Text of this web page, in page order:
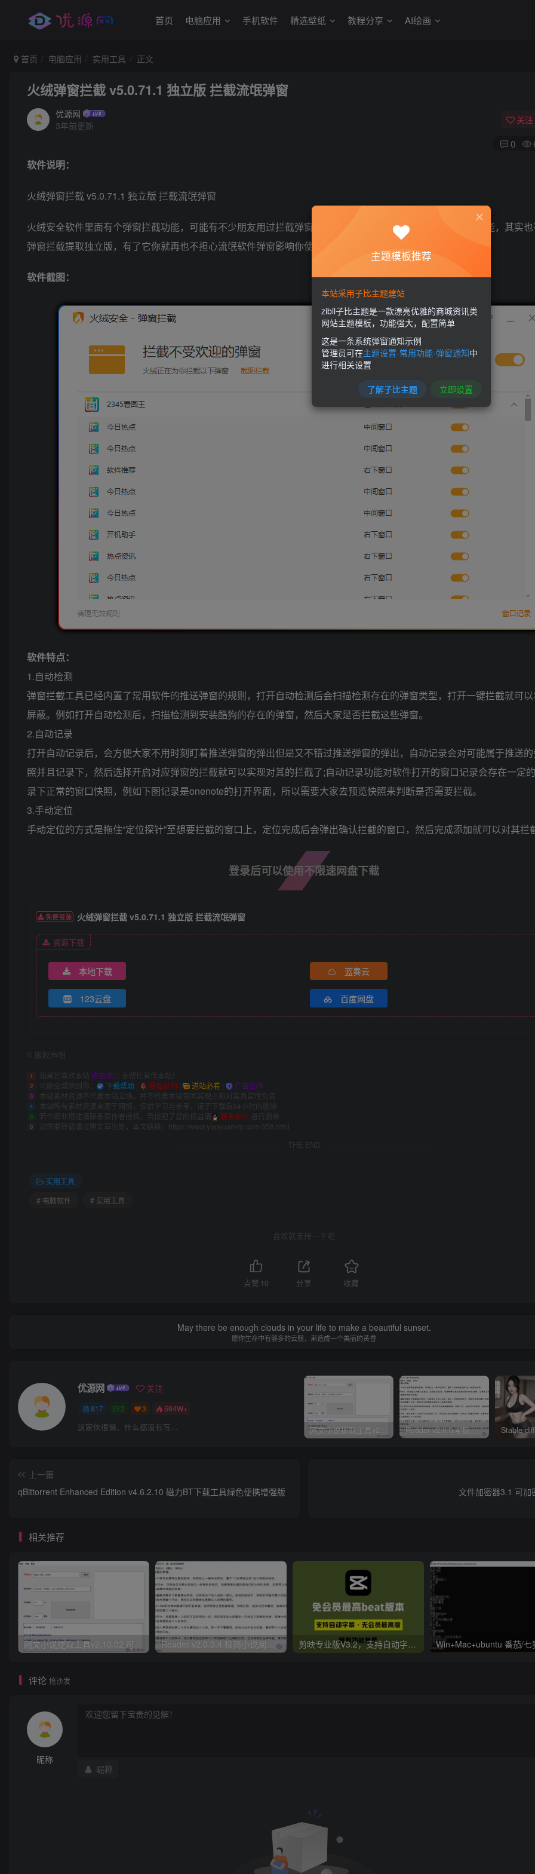
首页 电脑应用 手机软件 精选壁纸 教程分享 AI绘画
首页 电脑应用 实用工具 正文
火绒弹窗拦截 v5.0.71.1 独立版 拦截流氓弹窗
优源网
3年前更新
关注
0
软件说明：
火绒弹窗拦截 v5.0.71.1 独立版 拦截流氓弹窗
火绒安全软件里面有个弹窗拦截功能，可能有不少朋友用过拦截弹窗的功能还是非常有用的，想单独要这个功能，其实
弹窗拦截提取独立版，有了它你就再也不担心流氓软件弹窗影响你使用电脑体验了。
软件截图：
软件特点：
1.自动检测
弹窗拦截工具已经内置了常用软件的推送弹窗的规则，打开自动检测后会扫描检测存在的弹窗类型，打开一键拦截就可
屏蔽。例如打开自动检测后，扫描检测到安装酷狗的存在的弹窗，然后大家是否拦截这些弹窗。
2.自动记录
打开自动记录后，会方便大家不用时刻盯着推送弹窗的弹出但是又不错过推送弹窗的弹出，自动记录会对可能属于推送
照并且记录下，然后选择开启对应弹窗的拦截就可以实现对其的拦截了;自动记录功能对软件打开的窗口记录会存在一定
录下正常的窗口快照，例如下图记录是onenote的打开界面，所以需要大家去预览快照来判断是否需要拦截。
3.手动定位
手动定位的方式是拖住“定位探针”至想要拦截的窗口上，定位完成后会弹出确认拦截的窗口，然后完成添加就可以对其拦
登录后可以使用不限速网盘下载
免费资源 火绒弹窗拦截 v5.0.71.1 独立版 拦截流氓弹窗
资源下载
本地下载 蓝奏云
123云盘 百度网盘
版权声明
1 如果您喜欢本站 点击这儿 多帮忙宣传本站！
2 可能会帮助到你： 下载帮助 报毒说明 | 进站必看 | 广告合作
3 本站素材资源不代表本站立场，并不代表本站赞同其观点和对其真实性负责
4 本站所有素材资源来源于网络，仅供学习与参考，请于下载后24小时内删除
5 若作商业用途请联系原作者授权，若侵犯了您的权益请 联系站长 进行删除
6 如需要转载请注明文章出处，本文链接： https://www.youyuanvip.com/358.html
THE END
实用工具
# 电脑软件
# 实用工具
喜欢就支持一下吧
点赞 10 分享 收藏
May there be enough clouds in your life to make a beautiful sunset.
愿你生命中有够多的云翳，来造成一个美丽的黄昏
优源网 关注
817 2 3 594W+
这家伙很懒，什么都没有写... 网文小说提取工具v2.10.02 可以自动下载小说 从此不再花钱看小说 Reader v2.0.0.4 极简小说阅读器支持导入在线及离线书源
上一篇
qBittorrent Enhanced Edition v4.6.2.10 磁力BT下载工具绿色便携增强版
文件加密器3.1 可加
相关推荐
Reader v2.0.0.4 极简小说阅读器支持导入在线及离线书源 剪映专业版V3.2，支持自动字幕识别、特效，无任何会员按钮，免会员官方版
评论 抢沙发
昵称
昵称
主题模板推荐
本站采用子比主题建站
zibll子比主题是一款漂亮优雅的商城资讯类
网站主题模板，功能强大，配置简单
这是一条系统弹窗通知示例
管理员可在主题设置-常用功能-弹窗通知中
进行相关设置
了解子比主题 立即设置